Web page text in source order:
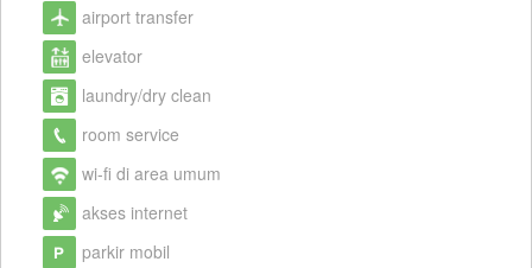
airport transfer
elevator
laundry/dry clean
room service
wi-fi di area umum
akses internet
parkir mobil